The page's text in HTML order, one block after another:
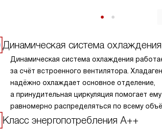
Динамическая система охлаждения
Динамическая система охлаждения
за счёт встроенного вентилятора.
надёжно охлаждает основное отделение,
а принудительная циркуляция помогает ему
равномерно распределяться по всему
камеры. Также постоянное движение
Класс энергопотребления А++